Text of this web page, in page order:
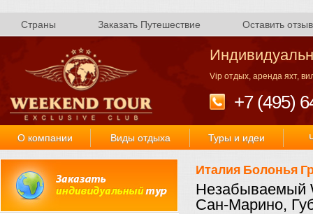
Страны Заказать Путешествие Оставить отзыв
Vip отдых, аренда яхт,
+7 (495)
О компании Виды отдыха Туры и идеи
Италия Болонья
Незабываемый
Сан-Марино,